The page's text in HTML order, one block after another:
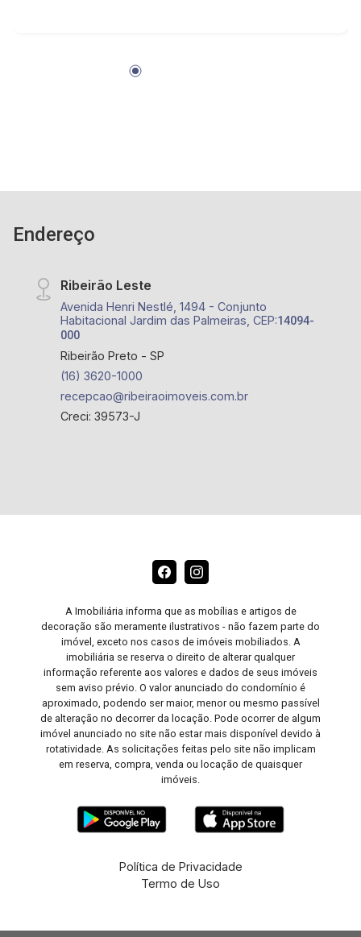
Endereço
Ribeirão Leste
Avenida Henri Nestlé, 1494 - Conjunto
Habitacional Jardim das Palmeiras, CEP:14094-
000
Ribeirão Preto - SP
(16) 3620-1000
recepcao@ribeiraoimoveis.com.br
Creci: 39573-J
A Imobiliária informa que as mobílias e artigos de
decoração são meramente ilustrativos - não fazem parte do
imóvel, exceto nos casos de imóveis mobiliados. A
imobiliária se reserva o direito de alterar qualquer
informação referente aos valores e dados de seus imóveis
sem aviso prévio. O valor anunciado do condomínio é
aproximado, podendo ser maior, menor ou mesmo passível
de alteração no decorrer da locação. Pode ocorrer de algum
imóvel anunciado no site não estar mais disponível devido à
rotatividade. As solicitações feitas pelo site não implicam
em reserva, compra, venda ou locação de quaisquer
imóveis.
Política de Privacidade
Termo de Uso